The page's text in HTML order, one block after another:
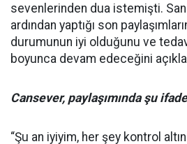
sevenlerinden dua istemişti.
ardından yaptığı son
durumunun iyi olduğunu ve
boyunca devam edeceğini
Cansever, paylaşımında şu
“Şu an iyiyim, her şey kontrol